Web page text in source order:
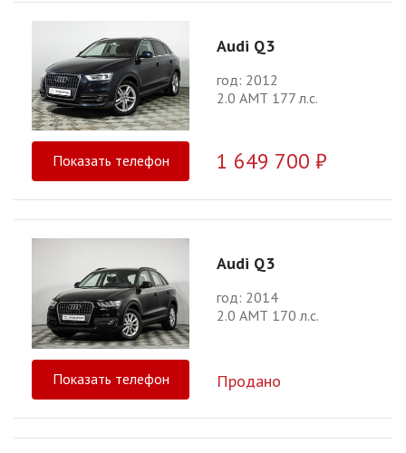
Audi Q3
год: 2012
2.0 АМТ 177 л.с.
Показать телефон 1 649 700 ₽
Audi Q3
год: 2014
2.0 АМТ 170 л.с.
Показать телефон Продано